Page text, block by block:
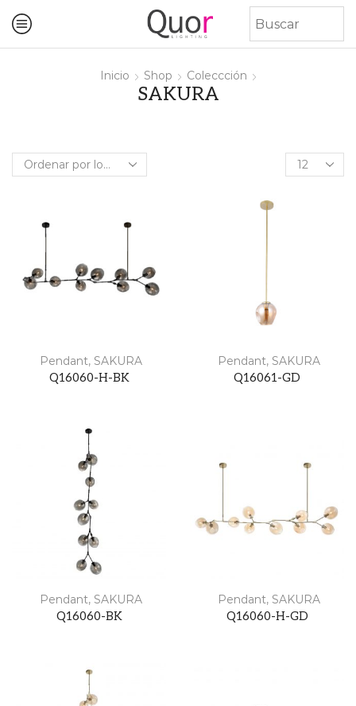
Inicio Shop Coleccción
SAKURA
Products
per
Pendant, SAKURA
Q16060-H-BK
Pendant, SAKURA
Q16061-GD
Pendant, SAKURA
Q16060-BK
Pendant, SAKURA
Q16060-H-GD